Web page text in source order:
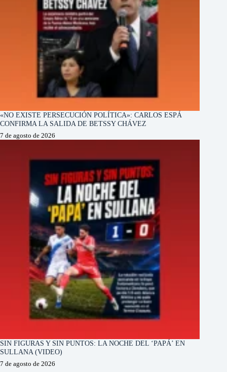
«NO EXISTE PERSECUCIÓN POLÍTICA»: CARLOS ESPÁ
CONFIRMA LA SALIDA DE BETSSY CHÁVEZ
7 de agosto de 2026
SIN FIGURAS Y SIN PUNTOS: LA NOCHE DEL ‘PAPÁ’ EN
SULLANA (VIDEO)
7 de agosto de 2026